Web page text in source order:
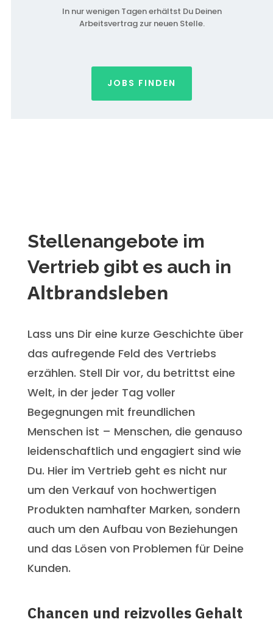
In nur wenigen Tagen erhältst Du Deinen
Arbeitsvertrag zur neuen Stelle.
JOBS FINDEN
Stellenangebote im
Vertrieb gibt es auch in
Altbrandsleben
Lass uns Dir eine kurze Geschichte über
das aufregende Feld des Vertriebs
erzählen. Stell Dir vor, du betrittst eine
Welt, in der jeder Tag voller
Begegnungen mit freundlichen
Menschen ist – Menschen, die genauso
leidenschaftlich und engagiert sind wie
Du. Hier im Vertrieb geht es nicht nur
um den Verkauf von hochwertigen
Produkten namhafter Marken, sondern
auch um den Aufbau von Beziehungen
und das Lösen von Problemen für Deine
Kunden.
Chancen und reizvolles Gehalt